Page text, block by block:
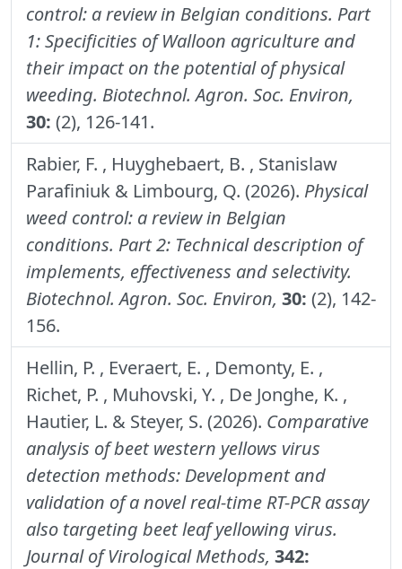
control: a review in Belgian conditions. Part
1: Specificities of Walloon agriculture and
their impact on the potential of physical
weeding. Biotechnol. Agron. Soc. Environ,
30: (2), 126-141.
Rabier, F. , Huyghebaert, B. , Stanislaw
Parafiniuk & Limbourg, Q. (2026). Physical
weed control: a review in Belgian
conditions. Part 2: Technical description of
implements, effectiveness and selectivity.
Biotechnol. Agron. Soc. Environ, 30: (2), 142-
156.
Hellin, P. , Everaert, E. , Demonty, E. ,
Richet, P. , Muhovski, Y. , De Jonghe, K. ,
Hautier, L. & Steyer, S. (2026). Comparative
analysis of beet western yellows virus
detection methods: Development and
validation of a novel real-time RT-PCR assay
also targeting beet leaf yellowing virus.
Journal of Virological Methods, 342: